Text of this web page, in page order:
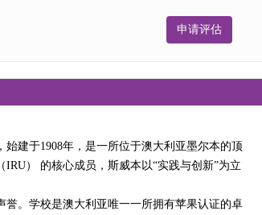
申请评估
始建于1908年，是一所位于澳大利亚墨尔本的顶
） 的核心成员，斯威本以“实践与创新”为立
。学校是澳大利亚唯一一所拥有苹果认证的卓